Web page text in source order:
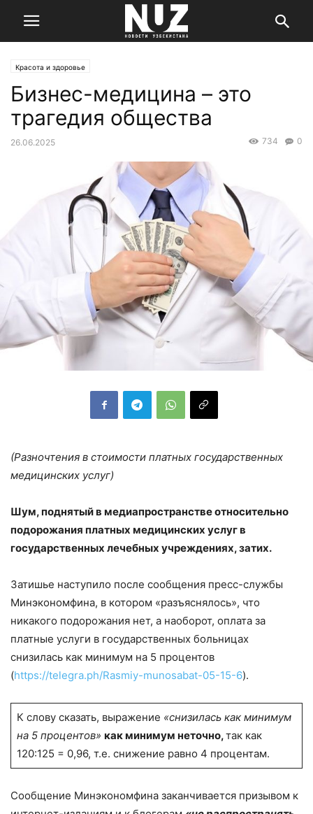
Красота и здоровье
Бизнес-медицина – это
трагедия общества
26.06.2025 0
734
(Разночтения в стоимости платных государственных
медицинских услуг)
Шум, поднятый в медиапространстве относительно
подорожания платных медицинских услуг в
государственных лечебных учреждениях, затих.
Затишье наступило после сообщения пресс-службы
Минэкономфина, в котором «разъяснялось», что
никакого подорожания нет, а наоборот, оплата за
платные услуги в государственных больницах
снизилась как минимум на 5 процентов
(https://telegra.ph/Rasmiy-munosabat-05-15-6).
К слову сказать, выражение «снизилась как минимум
на 5 процентов» как минимум неточно,так как
120:125 = 0,96, т.е. снижение равно 4 процентам.
Сообщение Минэкономфина заканчивается призывом к